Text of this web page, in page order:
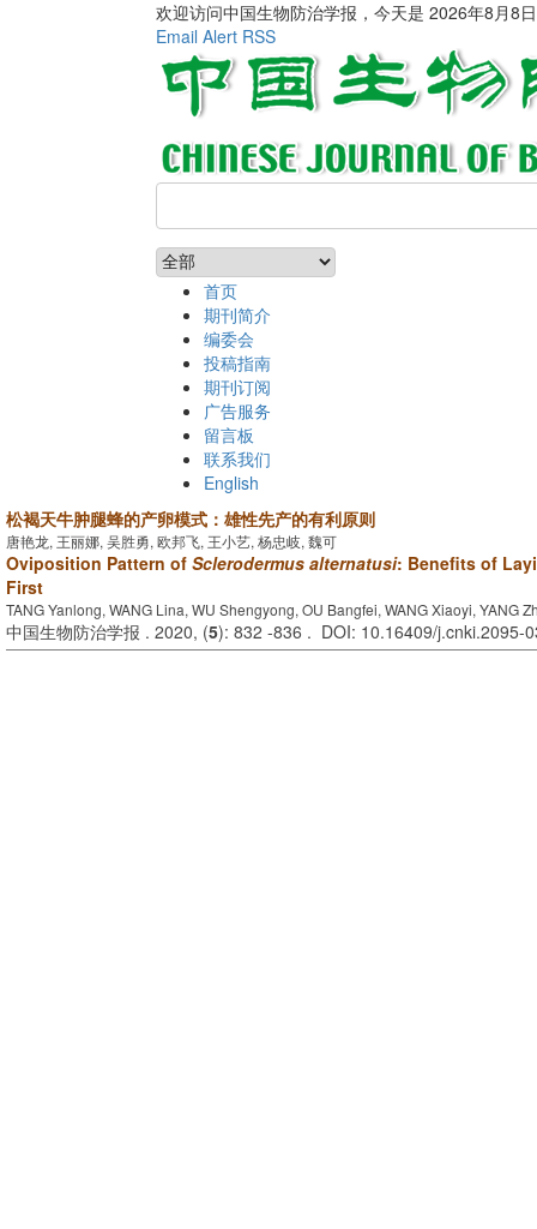
欢迎访问中国生物防治学报，今天是 2026年8月8
Email Alert RSS
首页
期刊简介
编委会
投稿指南
期刊订阅
广告服务
留言板
联系我们
English
松褐天牛肿腿蜂的产卵模式：雄性先产的有利原则
唐艳龙, 王丽娜, 吴胜勇, 欧邦飞, 王小艺, 杨忠岐, 魏可
Oviposition Pattern of Sclerodermus alternatusi: Benefits of
First
TANG Yanlong, WANG Lina, WU Shengyong, OU Bangfei, WANG Xiaoyi, YANG
中国生物防治学报 . 2020, (5): 832 -836 . DOI: 10.16409/j.cnki.2095-